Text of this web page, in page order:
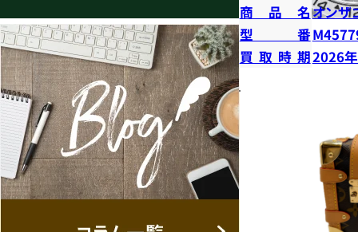
商品名オンザ
型番
買取時期2026